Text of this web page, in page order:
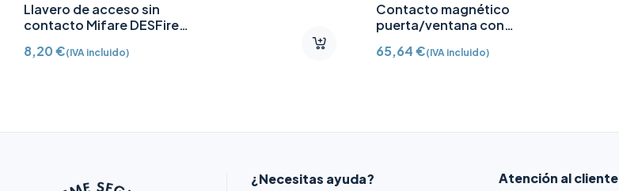
Llavero de acceso sin
contacto Mifare DESFire
8,20€(IVA incluido)
Contacto magnético
puerta/ventana con
inclinación AJ-
65,64€(IVA incluido)
¿Necesitas ayuda? Atención al cliente